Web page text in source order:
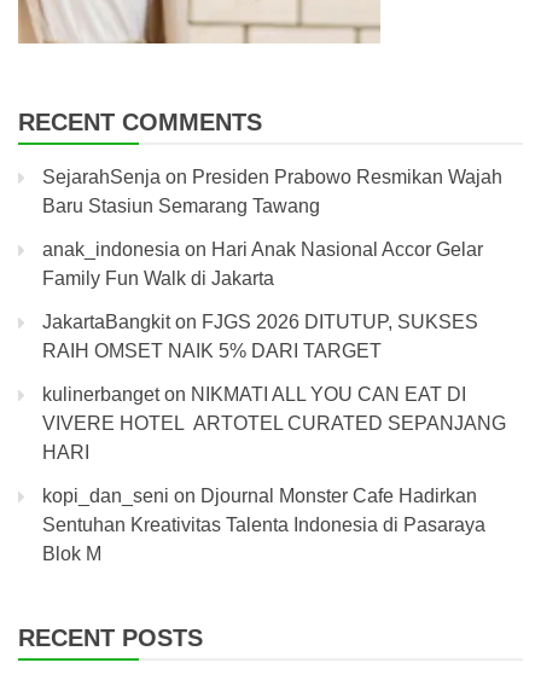
RECENT COMMENTS
SejarahSenja on Presiden Prabowo Resmikan Wajah
Baru Stasiun Semarang Tawang
anak_indonesia on Hari Anak Nasional Accor Gelar
Family Fun Walk di Jakarta
JakartaBangkiton FJGS 2026 DITUTUP, SUKSES
RAIH OMSET NAIK 5% DARI TARGET
kulinerbangeton NIKMATI ALL YOU CAN EAT DI
VIVERE HOTEL ARTOTEL CURATED SEPANJANG
HARI
kopi_dan_seni on Djournal Monster Cafe Hadirkan
Sentuhan Kreativitas Talenta Indonesia di Pasaraya
Blok M
RECENT POSTS